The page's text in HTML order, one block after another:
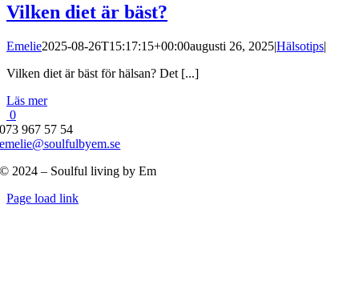
Vilken diet är bäst?
Emelie2025-08-26T15:17:15+00:00augusti 26, 2025|Hälsotips|
Vilken diet är bäst för hälsan? Det [...]
Läs mer
0
073 967 57 54
emelie@soulfulbyem.se
© 2024 – Soulful living by Em
Byt
Page load link